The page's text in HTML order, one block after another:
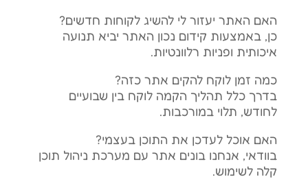
האם האתר יעזור לי להשיג לקוחות חדשים?
כן, באמצעות קידום נכון האתר יביא תנועה
איכותית ופניות רלוונטיות.
כמה זמן לוקח להקים אתר כזה?
בדרך כלל תהליך הקמה לוקח בין שבועיים
לחודש, תלוי במורכבות.
האם אוכל לעדכן את התוכן בעצמי?
בוודאי, אנחנו בונים אתר עם מערכת ניהול תוכן
קלה לשימוש.